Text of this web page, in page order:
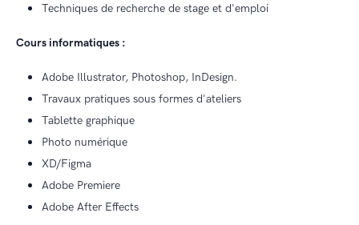
Techniques de recherche de stage et d'emploi
Cours informatiques :
Adobe Illustrator, Photoshop, InDesign.
Travaux pratiques sous formes d'ateliers
Tablette graphique
Photo numérique
XD/Figma
Adobe Premiere
Adobe After Effects